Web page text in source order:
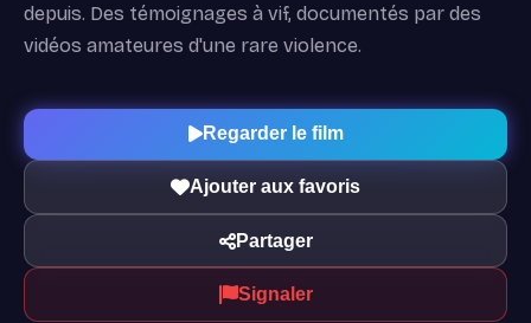
depuis. Des témoignages à vif, documentés par des
vidéos amateures d'une rare violence.
Regarder le film
Ajouter aux favoris
Partager
Signaler